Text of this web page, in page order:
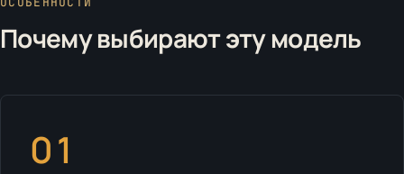
Почему выбирают эту модель
01